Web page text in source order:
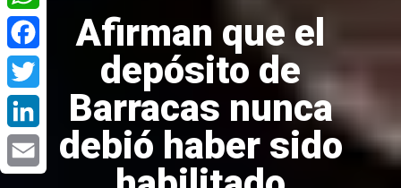
Afirman que el
depósito de
Barracas nunca
debió haber sido
WhatsApp
Facebook
Twitter
LinkedIn